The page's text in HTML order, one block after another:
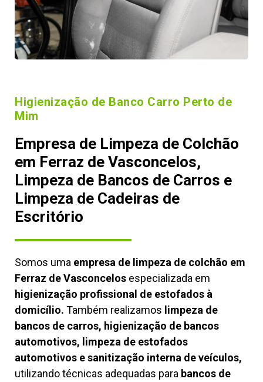
Higienização de Banco Carro Perto de
Mim
Empresa de Limpeza de Colchão
em Ferraz de Vasconcelos,
Limpeza de Bancos de Carros e
Limpeza de Cadeiras de
Escritório
Somos uma empresa de limpeza de colchão em
Ferraz de Vasconcelos especializada em
higienização profissional de estofados à
domicílio. Também realizamos limpeza de
bancos de carros, higienização de bancos
automotivos, limpeza de estofados
automotivos e sanitização interna de veículos,
utilizando técnicas adequadas para bancos de